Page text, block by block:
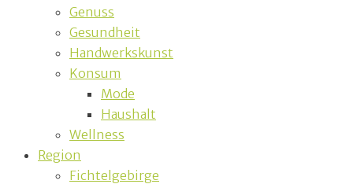
Genuss
Gesundheit
Handwerkskunst
Konsum
Mode
Haushalt
Wellness
Region
Fichtelgebirge